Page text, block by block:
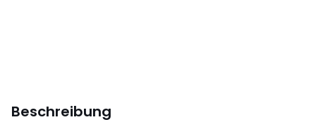
Beschreibung